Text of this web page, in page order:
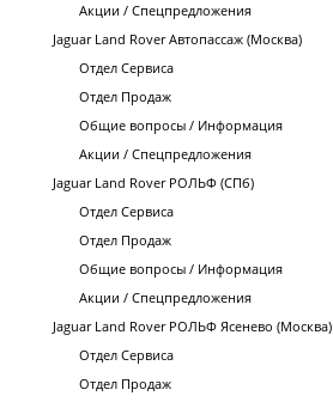
Акции / Спецпредложения
Jaguar Land Rover Автопассаж (Москва)
Отдел Сервиса
Отдел Продаж
Общие вопросы / Информация
Акции / Спецпредложения
Jaguar Land Rover РОЛЬФ (СПб)
Отдел Сервиса
Отдел Продаж
Общие вопросы / Информация
Акции / Спецпредложения
Jaguar Land Rover РОЛЬФ Ясенево (Москва)
Отдел Сервиса
Отдел Продаж